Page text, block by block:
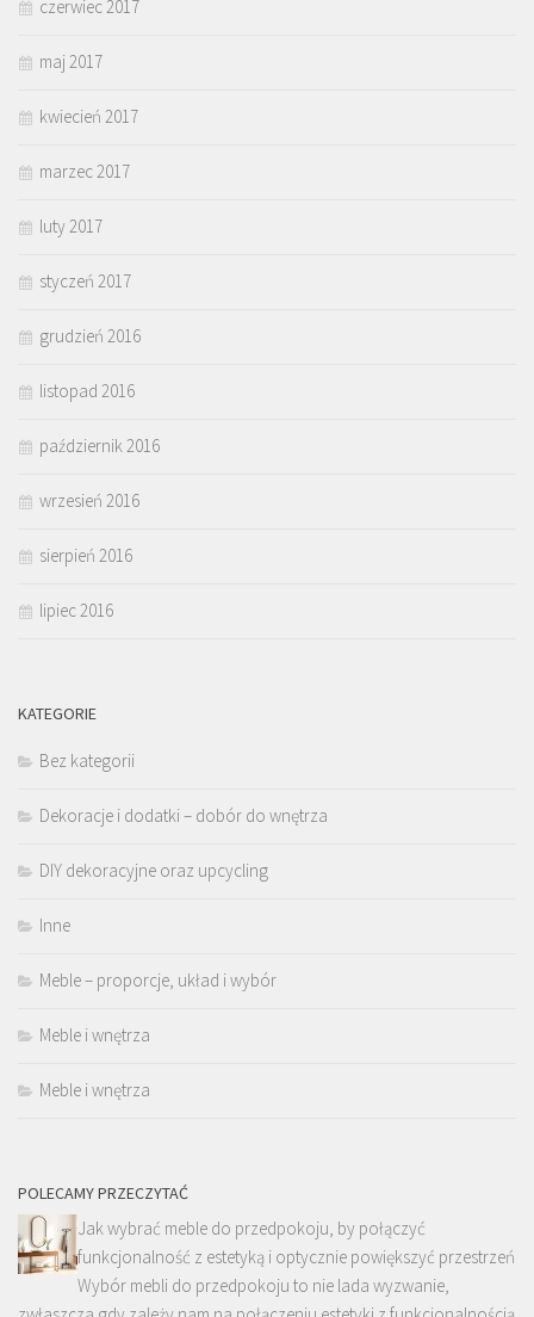
czerwiec 2017
maj 2017
kwiecień 2017
marzec 2017
luty 2017
styczeń 2017
grudzień 2016
listopad 2016
październik 2016
wrzesień 2016
sierpień 2016
lipiec 2016
KATEGORIE
Bez kategorii
Dekoracje i dodatki – dobór do wnętrza
DIY dekoracyjne oraz upcycling
Inne
Meble – proporcje, układ i wybór
Meble i wnętrza
Meble i wnętrza
POLECAMY PRZECZYTAĆ
Jak wybrać meble do przedpokoju, by połączyć
funkcjonalność z estetyką i optycznie powiększyć przestrzeń
Wybór mebli do przedpokoju to nie lada wyzwanie,